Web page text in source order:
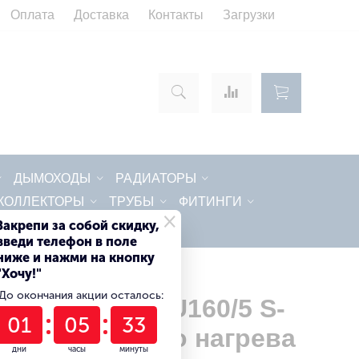
Оплата Доставка Контакты Загрузки
ДЫМОХОДЫ
РАДИАТОРЫ
КОЛЛЕКТОРЫ ТРУБЫ
ФИТИНГИ
в наличии
Logalux SU160/5 S-
Косвенного нагрева
×
за собой скидку,
телефон в поле
и нажми на кнопку
окончания акции осталось:
01
дни
05
часы
33
минуты